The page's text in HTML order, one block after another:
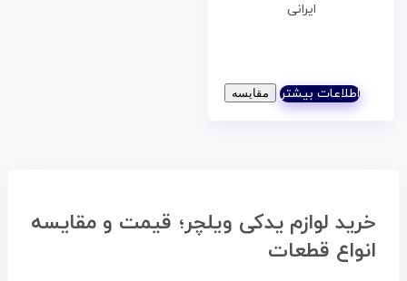
ایرانی
اطلاعات بیشتر مقایسه
خرید لوازم یدکی ویلچر؛ قیمت و مقایسه
انواع قطعات